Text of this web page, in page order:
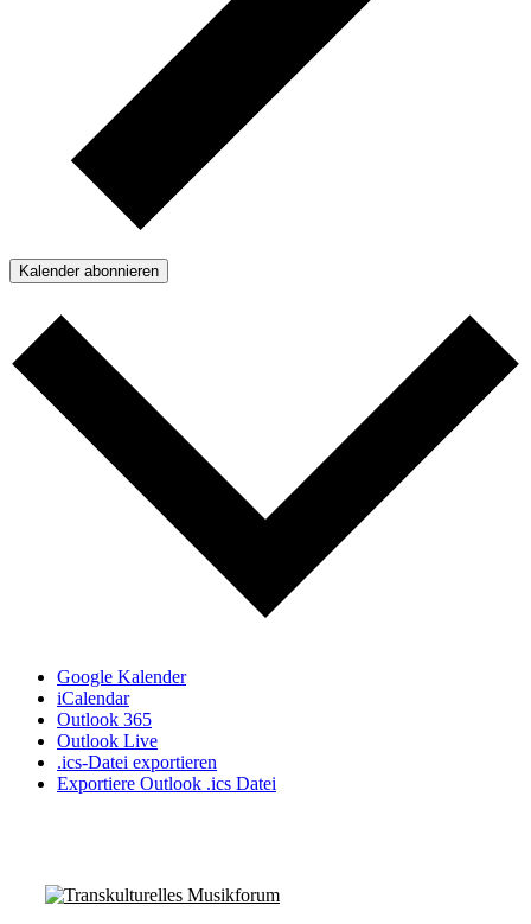
Kalender abonnieren
Google Kalender
iCalendar
Outlook 365
Outlook Live
.ics-Datei exportieren
Exportiere Outlook .ics Datei